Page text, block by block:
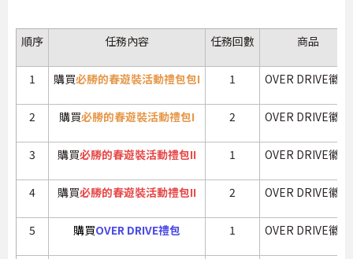
順序 任務內容 任務回數 商品
1 購買必勝的春遊裝活動禮包包I 1 OVER DRIVE徽章
2 購買必勝的春遊裝活動禮包I 2 OVER DRIVE徽章
3 購買必勝的春遊裝活動禮包II 1 OVER DRIVE徽章
4 購買必勝的春遊裝活動禮包II 2 OVER DRIVE徽章
5 購買OVER DRIVE禮包 1 OVER DRIVE徽章